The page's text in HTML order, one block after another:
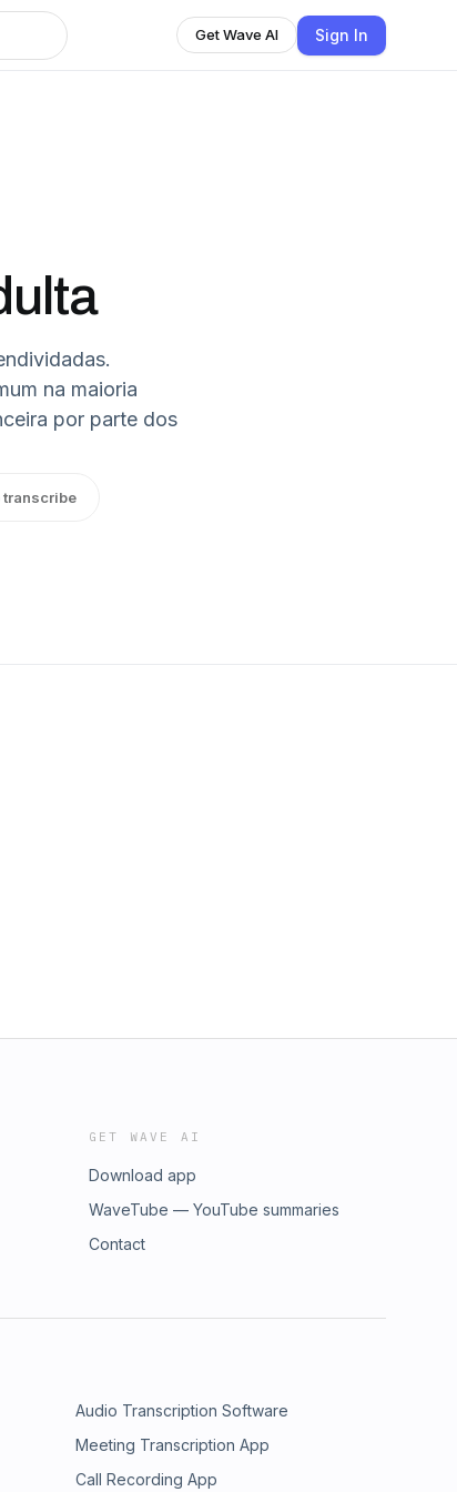
Get Wave AI Sign In
na maioria
por parte dos
transcribe
GET WAVE AI
Download app
WaveTube — YouTube summaries
Contact
Audio Transcription Software
Meeting Transcription App
Call Recording App